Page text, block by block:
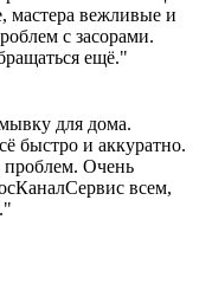
мастера вежливые и
с засорами.
ещё."
для дома.
быстро и аккуратно.
проблем. Очень
всем,